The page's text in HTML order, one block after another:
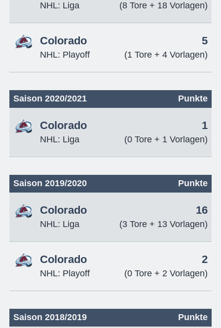
NHL: Liga (8 Tore + 18 Vorlagen)
Colorado
NHL: Playoff
5
(1 Tore + 4 Vorlagen)
Saison 2020/2021 Punkte
Colorado
NHL: Liga
1
(0 Tore + 1 Vorlagen)
Saison 2019/2020 Punkte
Colorado
NHL: Liga
16
(3 Tore + 13 Vorlagen)
Colorado
NHL: Playoff
2
(0 Tore + 2 Vorlagen)
Saison 2018/2019 Punkte